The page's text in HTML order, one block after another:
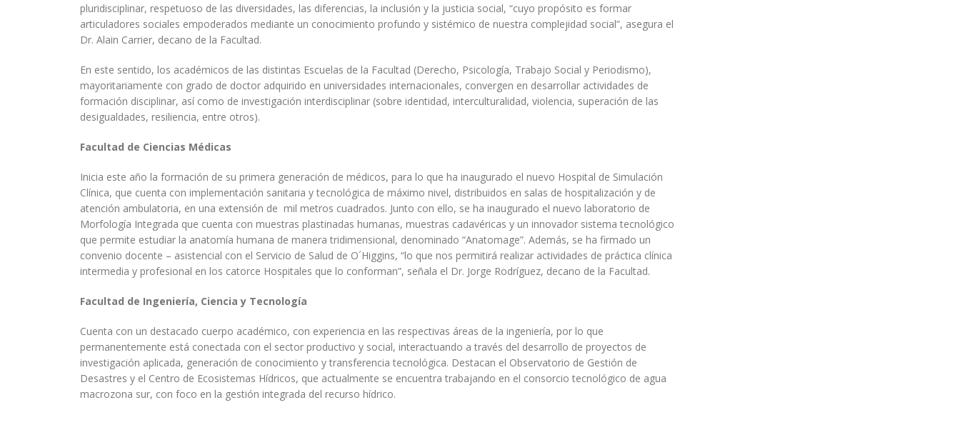
pluridisciplinar, respetuoso de las diversidades, las diferencias, la inclusión y la justicia social, “cuyo propósito es formar
articuladores sociales empoderados mediante un conocimiento profundo y sistémico de nuestra complejidad social”, asegura el
Dr. Alain Carrier, decano de la Facultad.
En este sentido, los académicos de las distintas Escuelas de la Facultad (Derecho, Psicología, Trabajo Social y Periodismo),
mayoritariamente con grado de doctor adquirido en universidades internacionales, convergen en desarrollar actividades de
formación disciplinar, así como de investigación interdisciplinar (sobre identidad, interculturalidad, violencia, superación de las
desigualdades, resiliencia, entre otros).
Facultad de Ciencias Médicas
Inicia este año la formación de su primera generación de médicos, para lo que ha inaugurado el nuevo Hospital de Simulación
Clínica, que cuenta con implementación sanitaria y tecnológica de máximo nivel, distribuidos en salas de hospitalización y de
atención ambulatoria, en una extensión de mil metros cuadrados. Junto con ello, se ha inaugurado el nuevo laboratorio de
Morfología Integrada que cuenta con muestras plastinadas humanas, muestras cadavéricas y un innovador sistema tecnológico
que permite estudiar la anatomía humana de manera tridimensional, denominado “Anatomage”. Además, se ha firmado un
convenio docente – asistencial con el Servicio de Salud de O´Higgins, “lo que nos permitirá realizar actividades de práctica clínica
intermedia y profesional en los catorce Hospitales que lo conforman”, señala el Dr. Jorge Rodríguez, decano de la Facultad.
Facultad de Ingeniería, Ciencia y Tecnología
Cuenta con un destacado cuerpo académico, con experiencia en las respectivas áreas de la ingeniería, por lo que
permanentemente está conectada con el sector productivo y social, interactuando a través del desarrollo de proyectos de
investigación aplicada, generación de conocimiento y transferencia tecnológica. Destacan el Observatorio de Gestión de
Desastres y el Centro de Ecosistemas Hídricos, que actualmente se encuentra trabajando en el consorcio tecnológico de agua
macrozona sur, con foco en la gestión integrada del recurso hídrico.